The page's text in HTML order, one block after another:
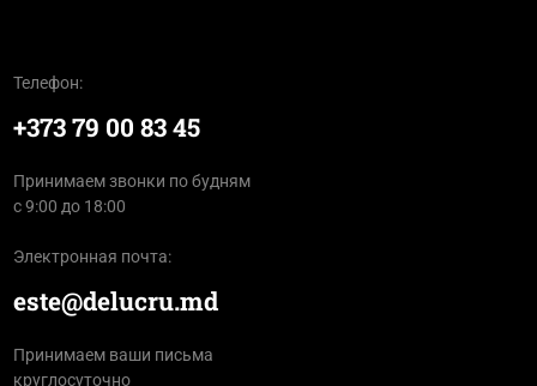
Телефон:
+373 79 00 83 45
Принимаем звонки по будням
с 9:00 до 18:00
Электронная почта:
este@delucru.md
Принимаем ваши письма
круглосуточно